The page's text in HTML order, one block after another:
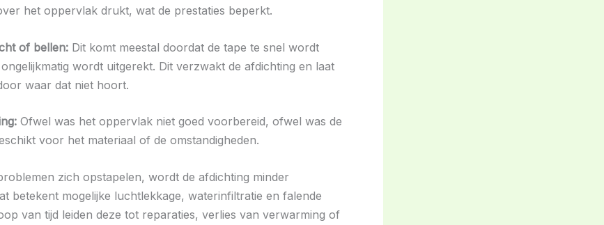
het oppervlak drukt, wat de prestaties beperkt.
of bellen: Dit komt meestal doordat de tape te snel wordt
wordt uitgerekt. Dit verzwakt de afdichting en laat
waar dat niet hoort.
Ofwel was het oppervlak niet goed voorbereid, ofwel was de
voor het materiaal of de omstandigheden.
zich opstapelen, wordt de afdichting minder
betekent mogelijke luchtlekkage, waterinfiltratie en falende
van tijd leiden deze tot reparaties, verlies van verwarming of